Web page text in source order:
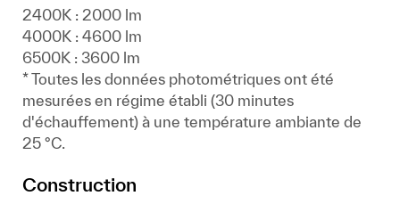
2400K : 2000 lm
4000K : 4600 lm
6500K : 3600 lm
* Toutes les données photométriques ont été
mesurées en régime établi (30 minutes
d'échauffement) à une température ambiante de
25 °C.
Construction